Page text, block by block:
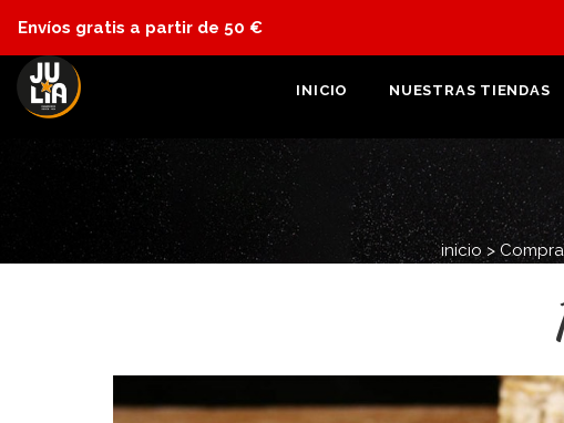
Envíos gratis a partir de 50 €
INICIO NUESTRAS TIENDAS
inicio >